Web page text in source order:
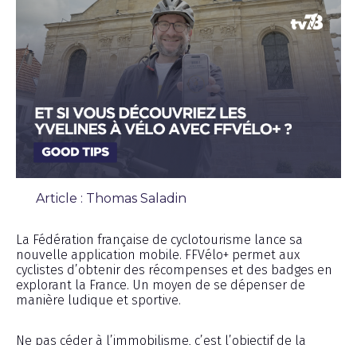
Article : Thomas Saladin
La Fédération française de cyclotourisme lance sa
nouvelle application mobile. FFVélo+ permet aux
cyclistes d’obtenir des récompenses et des badges en
explorant la France. Un moyen de se dépenser de
manière ludique et sportive.
Ne pas céder à l’immobilisme, c’est l’objectif de la